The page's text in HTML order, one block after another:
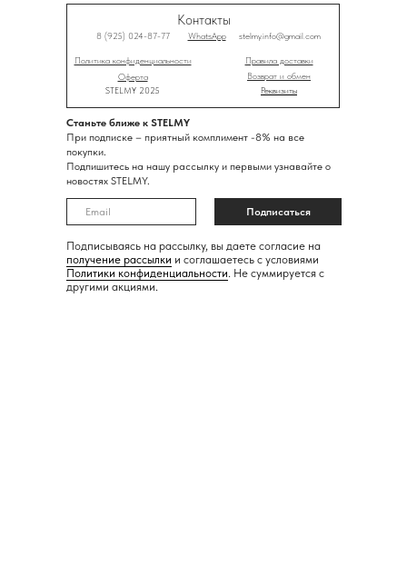
Оферта
Политика конфиденциальности
Правила доставки
Возврат и обмен
Контакты
STELMY 2025 Реквизиты
8 (925) 024-87-77 WhatsApp stelmy.info@gmail.com
Подписаться
Подписываясь на рассылку, вы даете согласие на
получение рассылки и соглашаетесь с условиями
Политики конфиденциальности. Не суммируется с
другими акциями.
Станьте ближе к STELMY
При подписке – приятный комплимент -8% на все
покупки.
Подпишитесь на нашу рассылку и первыми узнавайте о
новостях STELMY.